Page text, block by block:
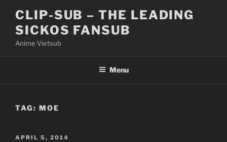
content
CLIP-SUB – THE LEADING
SICKOS FANSUB
Anime Vietsub
Menu
TAG: MOE
POSTED
APRIL 5, 2014